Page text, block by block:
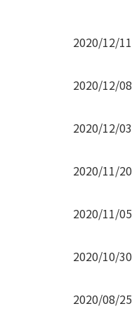
2020/12/11
2020/12/08
2020/12/03
2020/11/20
2020/11/05
2020/10/30
2020/08/25